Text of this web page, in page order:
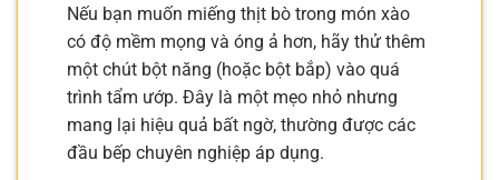
Nếu bạn muốn miếng thịt bò trong món xào
có độ mềm mọng và óng ả hơn, hãy thử thêm
một chút bột năng (hoặc bột bắp) vào quá
trình tẩm ướp. Đây là một mẹo nhỏ nhưng
mang lại hiệu quả bất ngờ, thường được các
đầu bếp chuyên nghiệp áp dụng.